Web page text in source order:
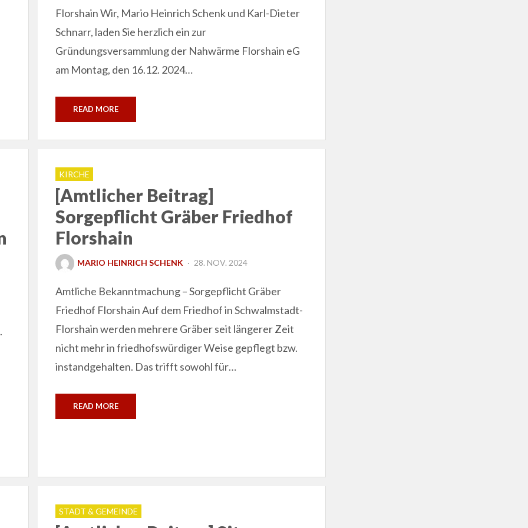
Florshain Wir, Mario Heinrich Schenk und Karl-Dieter
Schnarr, laden Sie herzlich ein zur
Gründungsversammlung der Nahwärme Florshain eG
am Montag, den 16.12. 2024…
READ MORE
KIRCHE
[Amtlicher Beitrag]
Sorgepflicht Gräber Friedhof
Florshain
MARIO HEINRICH SCHENK
POSTED
28. NOV. 2024
Amtliche Bekanntmachung – Sorgepflicht Gräber
Friedhof Florshain Auf dem Friedhof in Schwalmstadt-
Florshain werden mehrere Gräber seit längerer Zeit
nicht mehr in friedhofswürdiger Weise gepflegt bzw.
instandgehalten. Das trifft sowohl für…
READ MORE
STADT & GEMEINDE